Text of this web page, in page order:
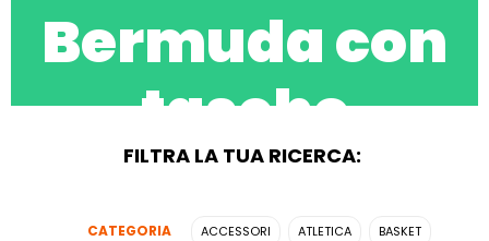
Bermuda con
tasche
uomo/donna
FILTRA LA TUA RICERCA:
CATEGORIA ACCESSORI ATLETICA BASKET